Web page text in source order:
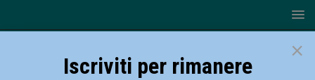
×
Iscriviti per rimanere